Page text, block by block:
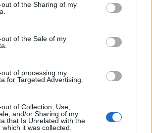
visit or usage behaviour. You may click to
to Google and its third-party tags to
specified purposes in below Google
of the Sharing of my
of the Sale of my
of processing my
for Targeted Advertising.
of Collection, Use,
and/or Sharing of my
that Is Unrelated with the
it was collected.
Novice
okoli 30
Pijani za volanom, prehitri in
preblizu: Policisti v preteklem
vikendu s polnimi rokami dela